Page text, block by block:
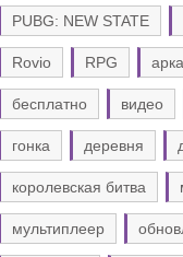
PUBG: NEW STATE
Rovio RPG
бесплатно видео
гонка деревня
королевская битва
мультиплеер